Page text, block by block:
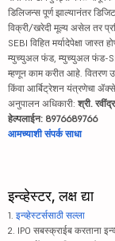
डिलिजन्स पूर्ण झाल्यानंतर
विक्री/खरेदी मूल्य असेल तर
SEBI विहित मर्यादेपेक्षा जास्त
म्युच्युअल फंड, म्युच्युअल फंड-
म्हणून काम करीत आहे. वितरण
किंवा आर्बिट्रेशन यंत्रणेचा
अनुपालन अधिकारी: श्री.
हेल्पलाईन: 8976689766
आमच्याशी संपर्क साधा
इन्व्हेस्टर, लक्ष द्या
1. इन्व्हेस्टर्ससाठी सल्ला
2. IPO सबस्क्राईब करताना